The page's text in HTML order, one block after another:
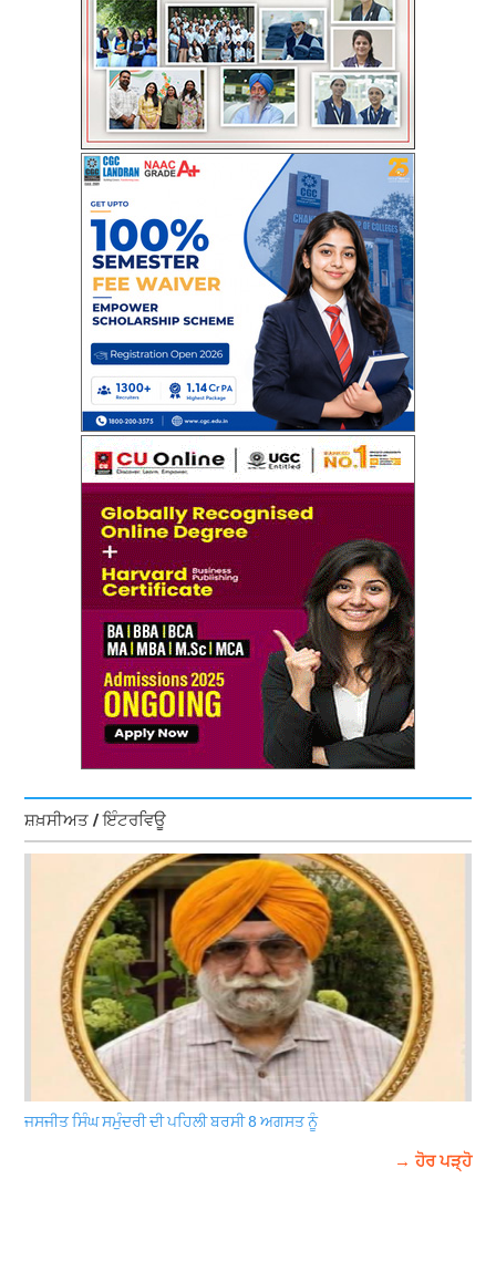
ਸ਼ਖ਼ਸੀਅਤ / ਇੰਟਰਵਿਊ
ਜਸਜੀਤ ਸਿੰਘ ਸਮੁੰਦਰੀ ਦੀ ਪਹਿਲੀ ਬਰਸੀ 8 ਅਗਸਤ ਨੂੰ
→ ਹੋਰ ਪੜ੍ਹੋ